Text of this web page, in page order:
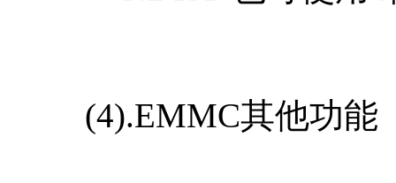
(4).EMMC其他功能